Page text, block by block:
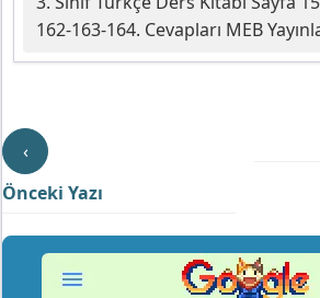
162-163-164. Cevapları MEB
‹
Önceki Yazı